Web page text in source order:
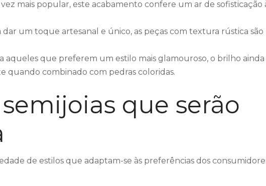
mais popular, este acabamento confere um ar de sofisticação
um toque artesanal e único, as peças com textura rústica são
aqueles que preferem um estilo mais glamouroso, o brilho ainda
quando combinado com pedras coloridas.
que serão
de estilos que adaptam-se às preferências dos